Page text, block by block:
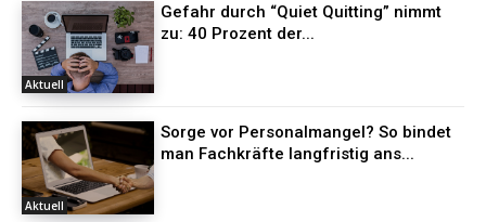
Aktuell
Gefahr durch “Quiet Quitting” nimmt
zu: 40 Prozent der...
Aktuell
Sorge vor Personalmangel? So bindet
man Fachkräfte langfristig ans...